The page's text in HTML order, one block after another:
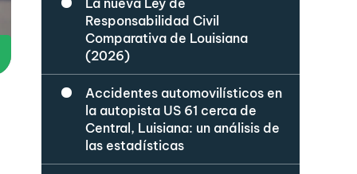
La nueva Ley de
Responsabilidad Civil
Comparativa de Louisiana
(2026)
Accidentes automovilísticos en
la autopista US 61 cerca de
Central, Luisiana: un análisis de
las estadísticas